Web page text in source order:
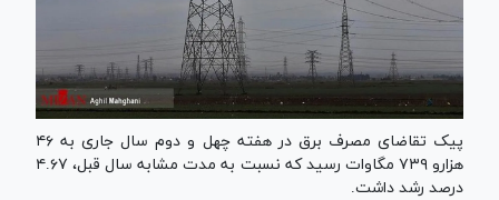
پیک تقاضای مصرف برق در هفته چهل و دوم سال جاری به ۴۶
هزارو ۷۳۹ مگاوات رسید که نسبت به مدت مشابه سال قبل، ۴.۶۷
درصد رشد داشت.